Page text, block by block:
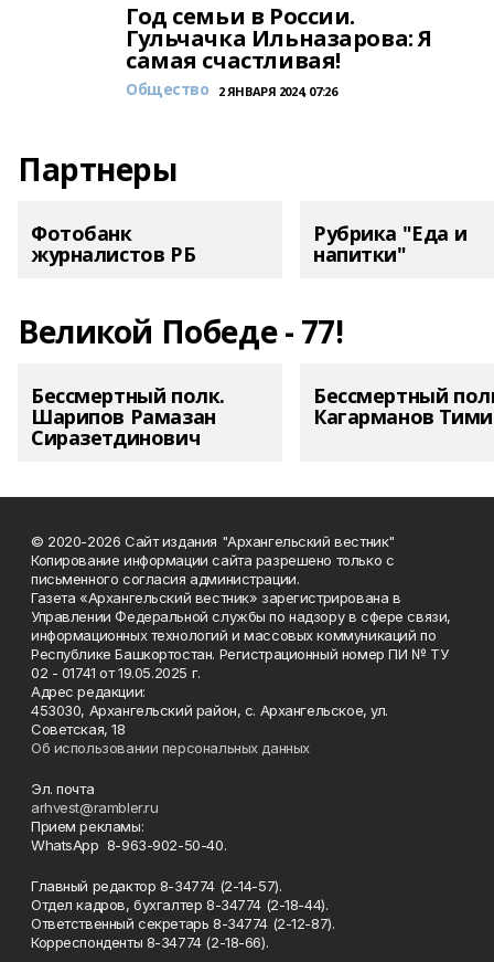
Год семьи в России.
Гульчачка Ильназарова: Я
самая счастливая!
Общество 2 ЯНВАРЯ 2024, 07:26
Партнеры
Фотобанк
журналистов РБ
Рубрика "Еда и
напитки"
Великой Победе - 77!
Бессмертный полк.
Шарипов Рамазан
Сиразетдинович
Бессмертный
Кагарманов
© 2020-2026 Сайт издания "Архангельский вестник"
Копирование информации сайта разрешено только с
письменного согласия администрации.
Газета «Архангельский вестник» зарегистрирована в
Управлении Федеральной службы по надзору в сфере связи,
информационных технологий и массовых коммуникаций по
Республике Башкортостан. Регистрационный номер ПИ № ТУ
02 - 01741 от 19.05.2025 г.
Адрес редакции:
453030, Архангельский район, с. Архангельское, ул.
Советская, 18
Об использовании персональных данных
Эл. почта
arhvest@rambler.ru
Прием рекламы:
WhatsApp 8-963-902-50-40.
Главный редактор 8-34774 (2-14-57).
Отдел кадров, бухгалтер 8-34774 (2-18-44).
Ответственный секретарь 8-34774 (2-12-87).
Корреспонденты 8-34774 (2-18-66).